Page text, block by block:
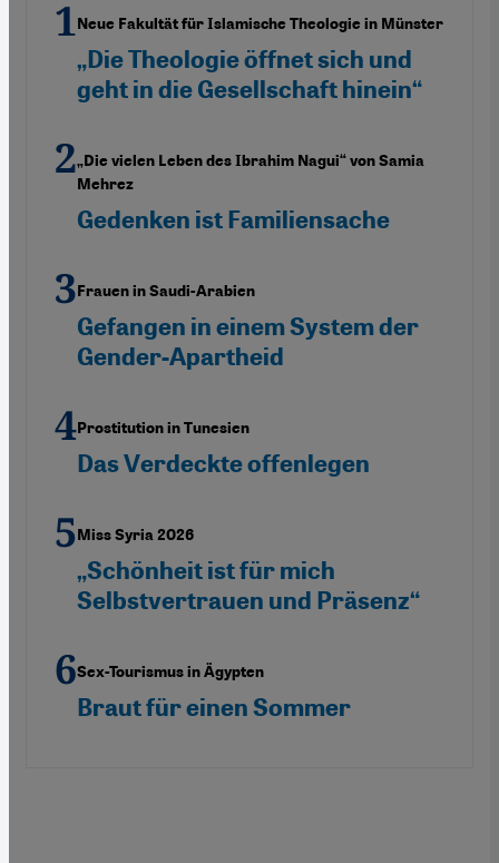
Neue Fakultät für Islamische Theologie in Münster
„Die Theologie öffnet sich und
geht in die Gesellschaft hinein“
„Die vielen Leben des Ibrahim Nagui“ von Samia
Mehrez
Gedenken ist Familiensache
Frauen in Saudi-Arabien
Gefangen in einem System der
Gender-Apartheid
Prostitution in Tunesien
Das Verdeckte offenlegen
Miss Syria 2026
„Schönheit ist für mich
Selbstvertrauen und Präsenz“
Sex-Tourismus in Ägypten
Braut für einen Sommer